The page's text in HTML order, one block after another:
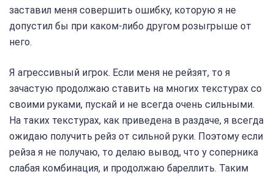
заставил меня совершить ошибку, которую я не
допустил бы при каком-либо другом розыгрыше от
него.
Я агрессивный игрок. Если меня не рейзят, то я
зачастую продолжаю ставить на многих текстурах со
своими руками, пускай и не всегда очень сильными.
На таких текстурах, как приведена в раздаче, я всегда
ожидаю получить рейз от сильной руки. Поэтому если
рейза я не получаю, то делаю вывод, что у соперника
слабая комбинация, и продолжаю бареллить. Таким